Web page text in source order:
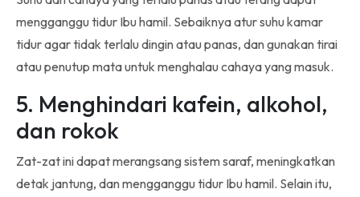
mengganggu tidur Ibu hamil. Sebaiknya atur suhu kamar
tidur agar tidak terlalu dingin atau panas, dan gunakan tirai
atau penutup mata untuk menghalau cahaya yang masuk.
5. Menghindari kafein, alkohol,
dan rokok
Zat-zat ini dapat merangsang sistem saraf, meningkatkan
detak jantung, dan mengganggu tidur Ibu hamil. Selain itu,